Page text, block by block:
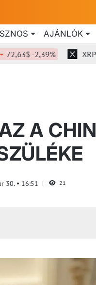
AJÁNLÓK
-2,39% XRP
A
30. 16:51 21